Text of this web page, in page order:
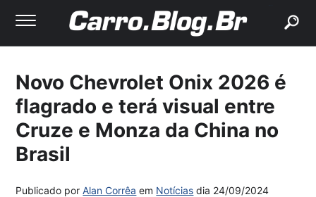
Novo Chevrolet Onix 2026 é
flagrado e terá visual entre
Cruze e Monza da China no
Brasil
Publicado porAlan Corrêa em Notícias dia 24/09/2024